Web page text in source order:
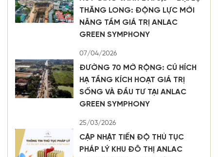
THĂNG LONG: ĐỘNG LỰC MỚI
NÂNG TẦM GIÁ TRỊ ANLAC
GREEN SYMPHONY
07/04/2026
ĐƯỜNG 70 MỞ RỘNG: CÚ HÍCH
HẠ TẦNG KÍCH HOẠT GIÁ TRỊ
SỐNG VÀ ĐẦU TƯ TẠI ANLAC
GREEN SYMPHONY
25/03/2026
CẬP NHẬT TIẾN ĐỘ THỦ TỤC
PHÁP LÝ KHU ĐÔ THỊ ANLAC